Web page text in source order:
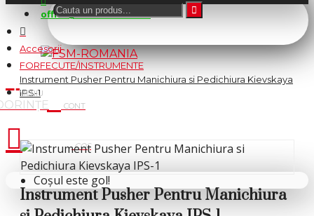
office@fsm-romania.ro
Cosul tau
Coșul este gol!
Accesorii
FORFECUTE/INSTRUMENTE
Instrument Pusher Pentru Manichiura si Pedichiura Kievskaya
IPS-1
Instrument Pusher Pentru Manichiura